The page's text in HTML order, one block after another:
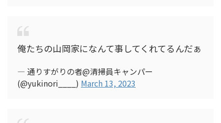
俺たちの山岡家になんて事してくれてるんだぁ
— 通りすがりの者@清掃員キャンパー
(@yukinori____) March 13, 2023